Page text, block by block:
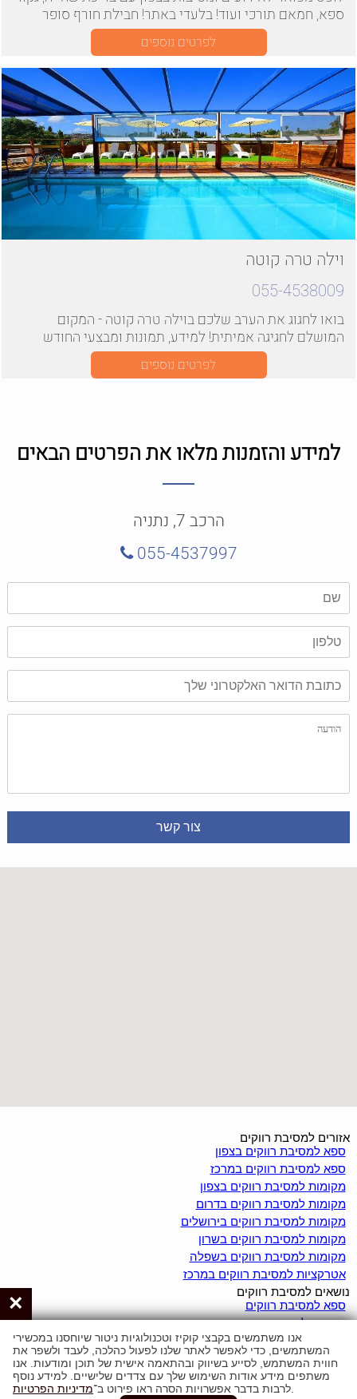
ספא, חמאם תורכי ועוד! בלעדי באתר! חבילת חורף סופר
משתלמת למסיבות רווקים/ רווקות !
לפרטים נוספים
וילה טרה קוטה
055-4538009
בואו לחגוג את הערב שלכם בוילה טרה קוטה - המקום
המושלם לחגיגה אמיתית! למידע, תמונות ומבצעי החודש
לפרטים נוספים
למידע והזמנות מלאו את הפרטים הבאים
הרכב 7, נתניה
055-4537997
אזורים למסיבת רווקים
ספא למסיבת רווקים בצפון
ספא למסיבת רווקים במרכז
מקומות למסיבת רווקים בצפון
מקומות למסיבת רווקים בדרום
מקומות למסיבת רווקים בירושלים
מקומות למסיבת רווקים בשרון
מקומות למסיבת רווקים בשפלה
אטרקציות למסיבת רווקים במרכז
נושאים למסיבת רווקים
ספא למסיבת רווקים
צימרים למסיבת רווקים
וילות למסיבת רווקים
יאכטות למסיבת רווקים
לופטים למסיבת רווקים
מועדוני חשפנות למסיבת רווקים
×
אנו משתמשים בקבצי קוקיז וטכנולוגיות ניטור שיוחסנו במכשירי
המשתמשים, כדי לאפשר לאתר שלנו לפעול כהלכה, לעבד ולשפר את
חווית המשתמש, לסייע בשיווק ובהתאמה אישית של תוכן ומודעות. אנו
משתפים מידע אודות השימוש שלך עם צדדים שלישיים. למידע נוסף
לרבות בדבר אפשרויות הסרה ראו פירוט ב־מדיניות הפרטיות